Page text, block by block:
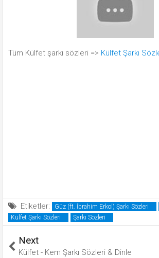
Tüm Külfet şarkı sözleri => Külfet Şarkı
Etiketler: Güz (ft. İbrahim Erkol) Şarkı Sözleri
Külfet Şarkı Sözleri
Şarkı Sözleri
Next
Külfet - Kem Şarkı Sözleri & Dinle